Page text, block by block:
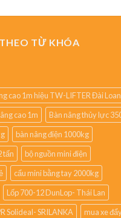
TỪ KHÓA
cao 1m hiệu TW-LIFTER Đài Loan
cao 1m
Bàn nâng thủy lực
bàn nâng điện 1000kg
tấn
bộ nguồn mini điện
cẩu mini bằng tay 2000kg
Lốp 700-12 DunLop- Thái Lan
Solideal- SRILANKA
mua xe